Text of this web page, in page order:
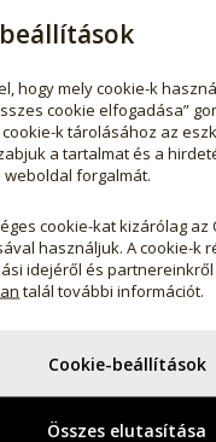
diót, mogyorót,
tartalmazhat!
száraz, hűvös helyen.
hogy mely cookie-k
cookie elfogadása”
k tárolásához az
a tartalmat és a
forgalmát.
cookie-kat kizárólag az
használjuk. A cookie-k
idejéről és
talál további információt.
Cookie-beállítások
Összes elutasítása